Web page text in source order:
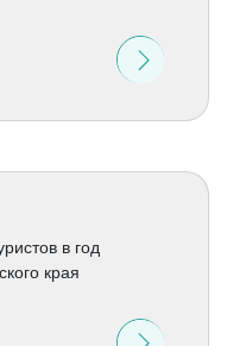
в год
края